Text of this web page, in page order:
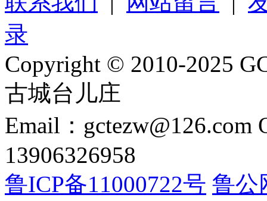
录
Copyright © 2010-2025
古城台儿庄
Email：gctezw@126.com
13906326958
鲁ICP备11000722号 鲁公